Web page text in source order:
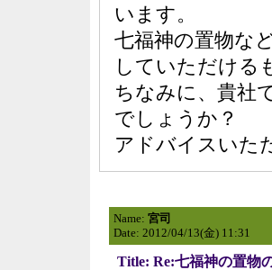
います。
七福神の置物な
していただける
ちなみに、貴社
でしょうか？
アドバイスいた
Name: 宮司
Date: 2012/04/13(金) 11:31
Title: Re:七福神の置物